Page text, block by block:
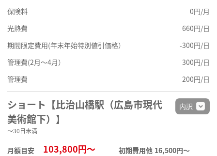
保険料
0円/月
光熱費
660円/日
期間限定費用(年末年始特別値引価格）
-300円/日
管理費(2月～4月）
300円/日
管理費
200円/日
ショート【比治山橋駅（広島市現代
美術館下）】
～30日未満
月額目安 103,800円～ 初期費用他 16,500円〜
内訳